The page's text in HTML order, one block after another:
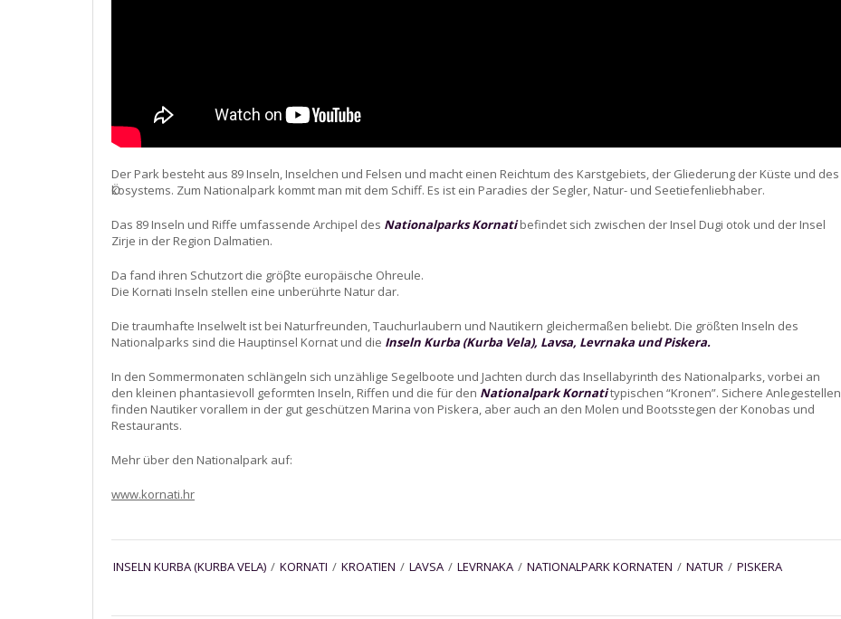
Der Park besteht aus 89 Inseln, Inselchen und Felsen und macht einen Reichtum des Karstgebiets, der Gliederung der Küste und des
Ӧkosystems. Zum Nationalpark kommt man mit dem Schiff. Es ist ein Paradies der Segler, Natur- und Seetiefenliebhaber.
Das 89 Inseln und Riffe umfassende Archipel des Nationalparks Kornatibefindet sich zwischen der Insel Dugi otok und der Insel
Zirje in der Region Dalmatien.
Da fand ihren Schutzort die grӧβte europӓische Ohreule.
Die Kornati Inseln stellen eine unberührte Natur dar.
Die traumhafte Inselwelt ist bei Naturfreunden, Tauchurlaubern und Nautikern gleichermaßen beliebt. Die größten Inseln des
Nationalparks sind die Hauptinsel Kornat und die Inseln Kurba (Kurba Vela), Lavsa, Levrnaka und Piskera.
In den Sommermonaten schlängeln sich unzählige Segelboote und Jachten durch das Insellabyrinth des Nationalparks, vorbei an
den kleinen phantasievoll geformten Inseln, Riffen und die für den Nationalpark Kornatitypischen “Kronen”. Sichere Anlegestellen
finden Nautiker vorallem in der gut geschützen Marina von Piskera, aber auch an den Molen und Bootsstegen der Konobas und
Restaurants.
Mehr über den Nationalpark auf:
www.kornati.hr
INSELN KURBA (KURBA VELA) / KORNATI / KROATIEN / LAVSA / LEVRNAKA / NATIONALPARK KORNATEN / NATUR / PISKERA